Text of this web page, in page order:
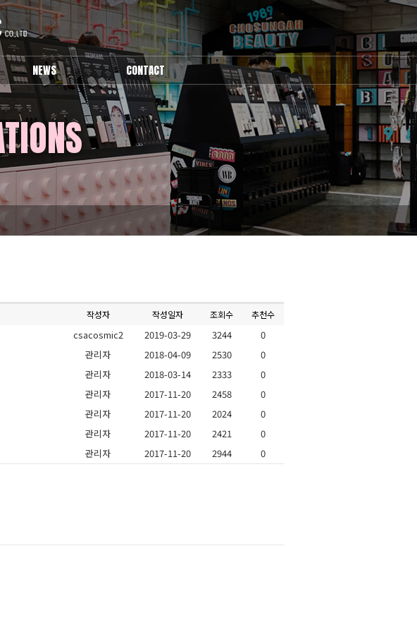
NEWS
Activity
CONTACT
1:1문의
작성자 작성일자 조회수 추천수
csacosmic2 2019-03-29 3244
0
관리자 2018-04-09 2530
0
관리자 2018-03-14 2333
0
관리자 2017-11-20 2458
0
관리자 2017-11-20 2024
0
관리자 2017-11-20 2421
0
관리자 2017-11-20 2944 0